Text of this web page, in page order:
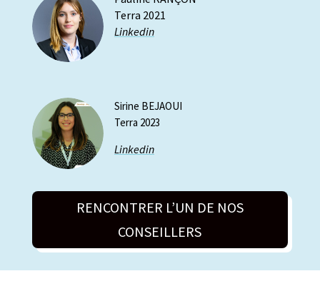
Terra 2021
Linkedin
Sirine BEJAOUI
Terra 2023
Linkedin
RENCONTRER L’UN DE NOS
CONSEILLERS